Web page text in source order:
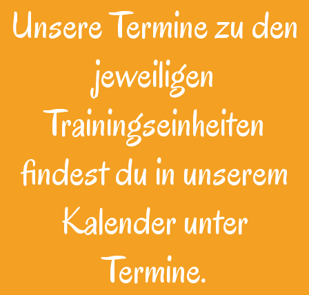
Unsere Termine zu den
jeweiligen
Trainingseinheiten
findest du in unserem
Kalender unter
Termine.